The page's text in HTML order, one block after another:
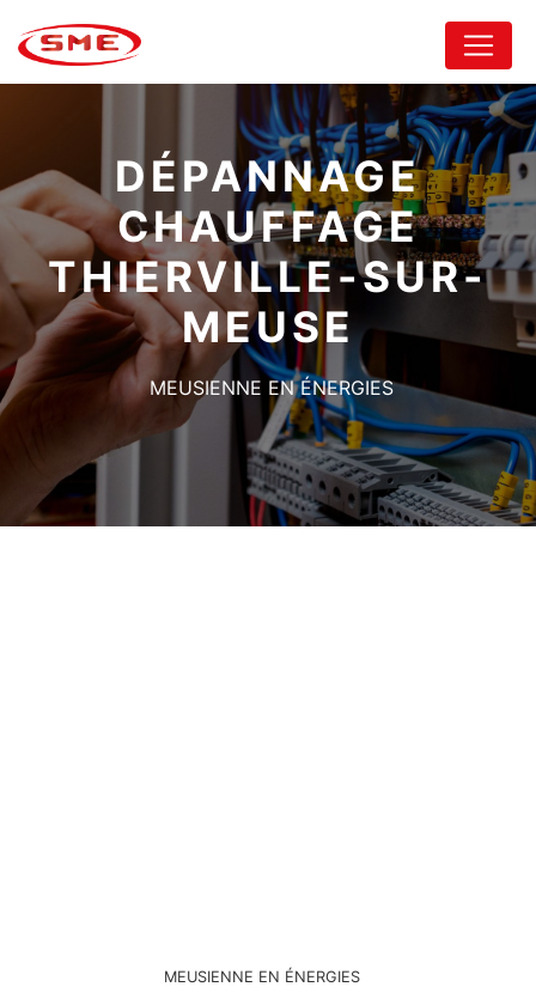
DÉPANNAGE
CHAUFFAGE
THIERVILLE-SUR-
MEUSE
MEUSIENNE EN ÉNERGIES
MEUSIENNE EN ÉNERGIES